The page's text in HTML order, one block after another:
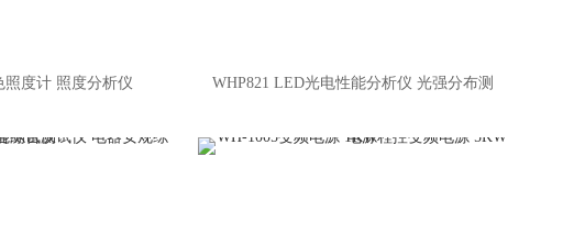
照度计 照度分析仪
WHP821 LED光电性能分析仪 光强分布测